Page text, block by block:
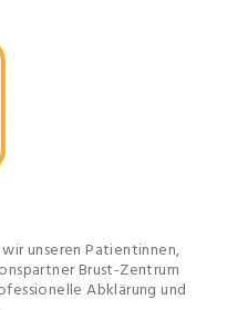
unseren Patientinnen,
Brust-Zentrum
Abklärung und